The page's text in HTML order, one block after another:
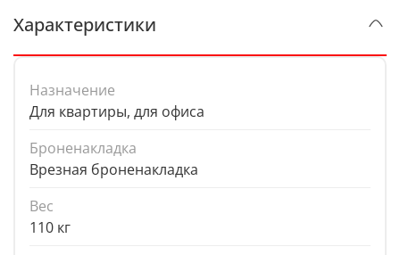
Характеристики
Назначение
Для квартиры, для офиса
Броненакладка
Врезная броненакладка
Вес
110 кг